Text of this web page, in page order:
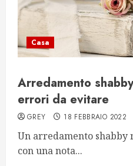
Casa
Arredamento
errori da evitare
GREY 18 FEBBRAIO 2022
Un arredamento shabby
con una nota...